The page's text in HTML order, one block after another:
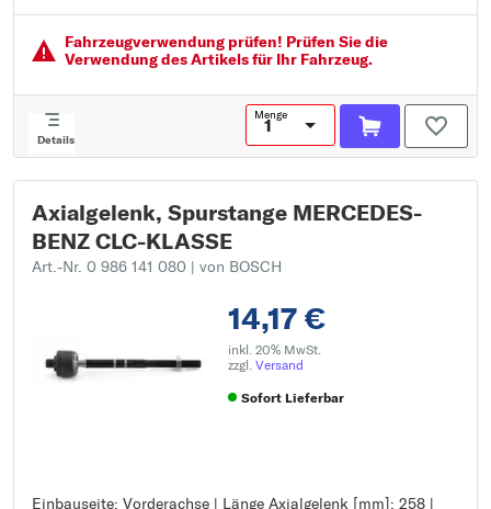
Gewindemaß 2: MM14X1.5 RHT
Fahrzeugver­wendung prüfen! Prüfen Sie die
Verwendung des Artikels für Ihr Fahrzeug.
Details
Menge
Axialgelenk, Spurstange MERCEDES-
BENZ CLC-KLASSE
Art.-Nr. 0 986 141 080 | von BOSCH
14,17 €
inkl. 20% MwSt.
zzgl. Versand
Sofort Lieferbar
Einbauseite: Vorderachse | Länge Axialgelenk [mm]: 258 |
Einbauseite: Vorderachse